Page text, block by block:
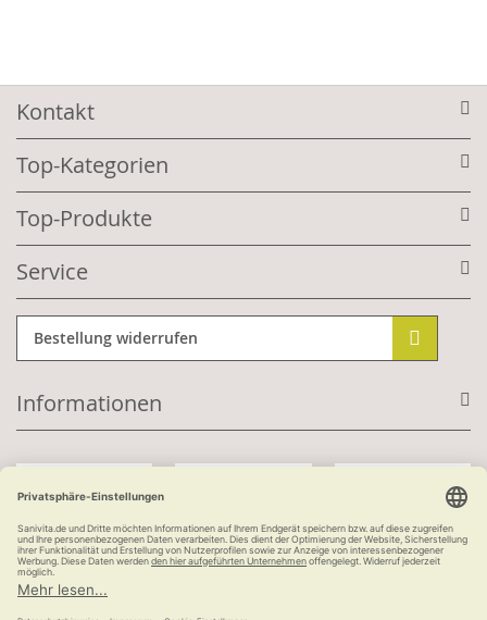
Kontakt
Top-Kategorien
Top-Produkte
Service
Bestellung widerrufen
Informationen
Kauf auf Rechnung